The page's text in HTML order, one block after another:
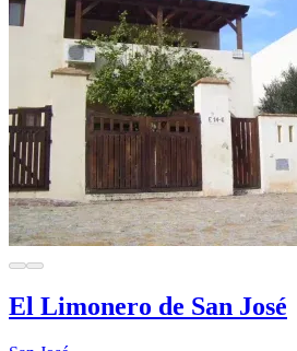
El Limonero de San José